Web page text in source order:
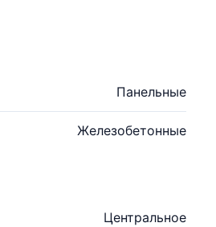
Панельные
Железобетонные
Центральное